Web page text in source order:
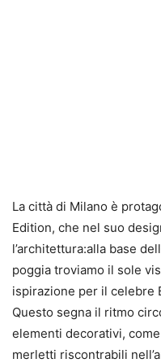
La città di Milano è
Edition, che nel suo
l’architettura:alla base
poggia troviamo il sole
ispirazione per il celebre
Questo segna il ritmo
elementi decorativi,
merletti riscontrabili